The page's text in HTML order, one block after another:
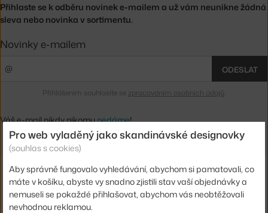
Přihlaste se k odběru novinek e-mailem a už vám neunikne žádná
sleva nebo novinka v sortimentu.
Novinky e-mailem
ODESLAT
Přihlášením souhlasíte se zpracováním osobních údajů
Váš e-mail nikdy nikomunedáme!
Pro web vyladěný jako skandinávské designovky
(souhlas s cookies)
Aby správně fungovalo vyhledávání, abychom si pamatovali, co
máte v košíku, abyste vy snadno zjistili stav vaší objednávky a
nemuseli se pokaždé přihlašovat, abychom vás neobtěžovali
nevhodnou reklamou.
Novinky e-mailem
ODESLAT